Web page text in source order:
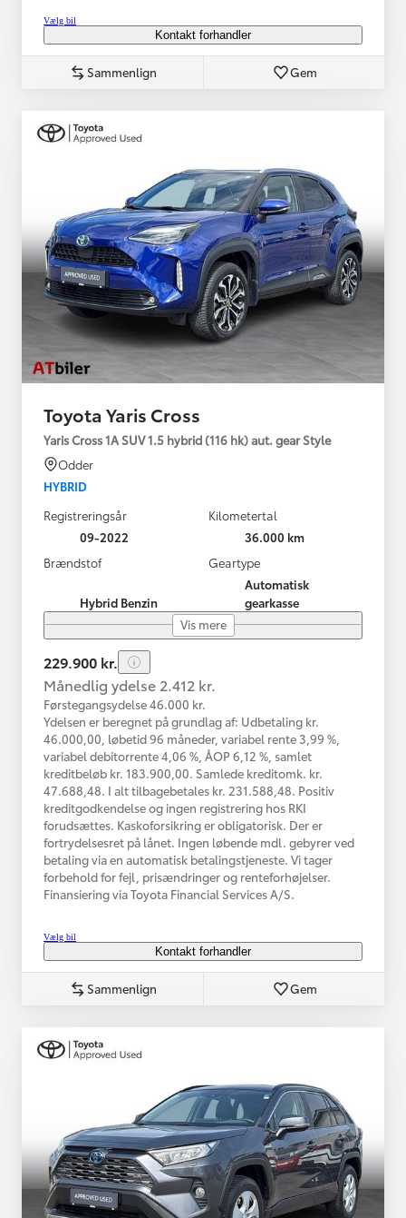
Vælg bil
Kontakt forhandler
Sammenlign Gem
Toyota Yaris Cross
Yaris Cross 1A SUV 1.5 hybrid (116 hk) aut. gear Style
Odder
HYBRID
Registreringsår
09-2022
Kilometertal
36.000 km
Brændstof
Hybrid Benzin
Geartype
Automatisk
gearkasse
Vis mere
229.900 kr.
Månedlig ydelse 2.412 kr.
Førstegangsydelse 46.000 kr.
Ydelsen er beregnet på grundlag af: Udbetaling kr.
46.000,00, løbetid 96 måneder, variabel rente 3,99 %,
variabel debitorrente 4,06 %, ÅOP 6,12 %, samlet
kreditbeløb kr. 183.900,00. Samlede kreditomk. kr.
47.688,48. I alt tilbagebetales kr. 231.588,48. Positiv
kreditgodkendelse og ingen registrering hos RKI
forudsættes. Kaskoforsikring er obligatorisk. Der er
fortrydelsesret på lånet. Ingen løbende mdl. gebyrer ved
betaling via en automatisk betalingstjeneste. Vi tager
forbehold for fejl, prisændringer og renteforhøjelser.
Finansiering via Toyota Financial Services A/S.
Vælg bil
Kontakt forhandler
Sammenlign Gem